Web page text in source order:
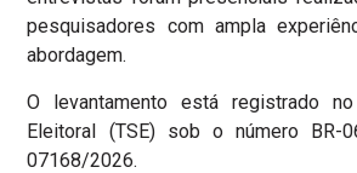
pesquisadores com ampla
abordagem.
O levantamento está registrado
Eleitoral (TSE) sob o número BR-
07168/2026.